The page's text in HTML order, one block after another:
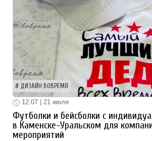
ДИЗАЙН ВОВРЕМЯ
12:07 | 21 июля
Футболки и бейсболки с
в Каменске-Уральском для
мероприятий